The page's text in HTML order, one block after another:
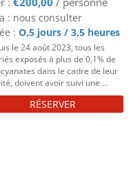
: nous consulter
: O,5 jours / 3,5 heures
le 24 août 2023, tous les
exposés à plus de 0,1% de
dans le cadre de leur
doivent avoir suivi une ...
RÉSERVER